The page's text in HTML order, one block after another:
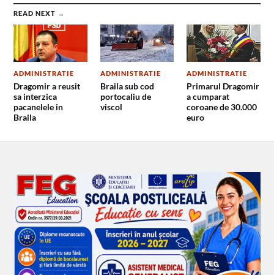
READ NEXT →
ADMINISTRATIE
Dragomir a reusit
sa interzica
pacanelele in
Braila
ADMINISTRATIE
Braila sub cod
portocaliu de
viscol
ADMINISTRATIE
Primarul Dragomir
a cumparat
coroane de 30.000
euro